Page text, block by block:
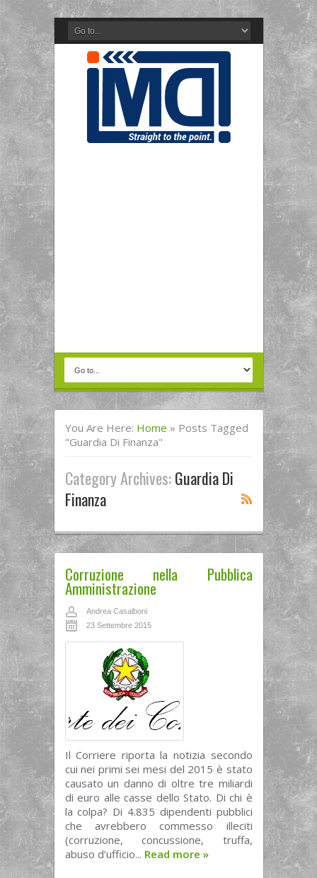
You Are Here: Home » Posts Tagged
"Guardia Di Finanza"
Category Archives:Guardia Di
Finanza
Corruzione nella Pubblica
Amministrazione
Andrea Casalboni
23 Settembre 2015
Il Corriere riporta la notizia secondo
cui nei primi sei mesi del 2015 è stato
causato un danno di oltre tre miliardi
di euro alle casse dello Stato. Di chi è
la colpa? Di 4.835 dipendenti pubblici
che avrebbero commesso illeciti
(corruzione, concussione, truffa,
abuso d’ufficio... Read more »